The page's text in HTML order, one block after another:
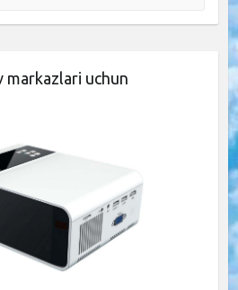
markazlari uchun